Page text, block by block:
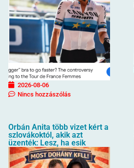
2026-08-06
Nincs hozzászólás
Orbán Anita több vizet kért a
szlovákoktól, akik azt
üzenték: Lesz, ha esik